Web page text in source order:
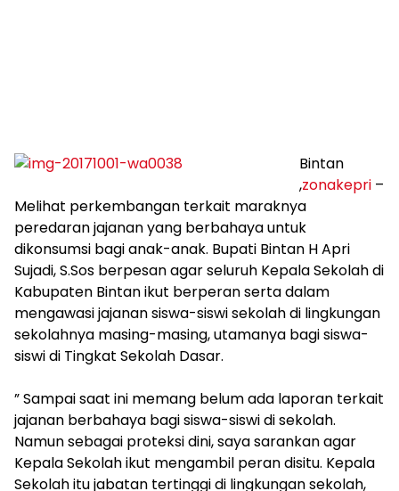
Bintan
,zonakepri –
Melihat perkembangan terkait maraknya
peredaran jajanan yang berbahaya untuk
dikonsumsi bagi anak-anak. Bupati Bintan H Apri
Sujadi, S.Sos berpesan agar seluruh Kepala Sekolah di
Kabupaten Bintan ikut berperan serta dalam
mengawasi jajanan siswa-siswi sekolah di lingkungan
sekolahnya masing-masing, utamanya bagi siswa-
siswi di Tingkat Sekolah Dasar.
” Sampai saat ini memang belum ada laporan terkait
jajanan berbahaya bagi siswa-siswi di sekolah.
Namun sebagai proteksi dini, saya sarankan agar
Kepala Sekolah ikut mengambil peran disitu. Kepala
Sekolah itu jabatan tertinggi di lingkungan sekolah,